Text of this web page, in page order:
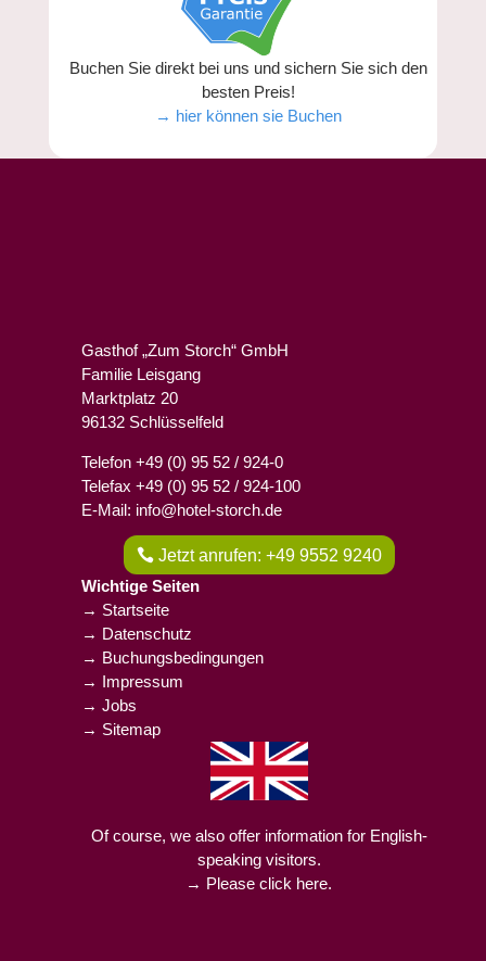
Buchen Sie direkt bei uns und sichern Sie sich den
besten Preis!
→ hier können sie Buchen
Gasthof „Zum Storch“ GmbH
Familie Leisgang
Marktplatz 20
96132 Schlüsselfeld
Telefon +49 (0) 95 52 / 924-0
Telefax +49 (0) 95 52 / 924-100
E-Mail: info@hotel-storch.de
Jetzt anrufen: +49 9552 9240
Wichtige Seiten
→ Startseite
→ Datenschutz
→ Buchungsbedingungen
→ Impressum
→ Jobs
→ Sitemap
Of course, we also offer information for English-
speaking visitors.
→ Please click here.